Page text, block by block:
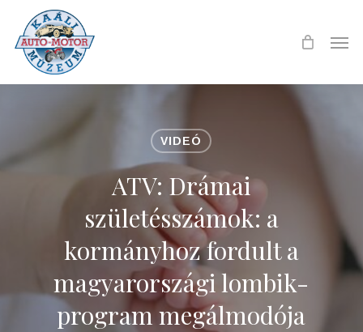
main
content
VIDEÓ
ATV: Drámai
születésszámok: a
kormányhoz fordult a
magyarországi lombik-
program megálmodója